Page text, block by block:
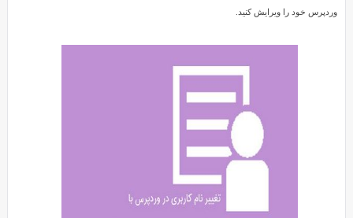
وردپرس خود را ویرایش کنید.